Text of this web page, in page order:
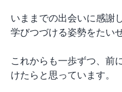
いままでの出会いに感謝
学びつづける姿勢をたい
これからも一歩ずつ、前
けたらと思っています。